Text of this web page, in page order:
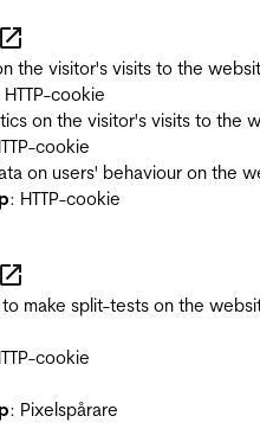
the visitor's visits to the
HTTP-cookie
on the visitor's visits to the
cookie
on users' behaviour on the
: HTTP-cookie
to make split-tests on the
cookie
: Pixelspårare